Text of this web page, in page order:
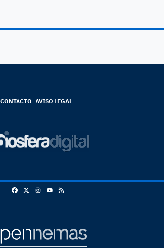
CONTACTO AVISO LEGAL
FacebookInstagram